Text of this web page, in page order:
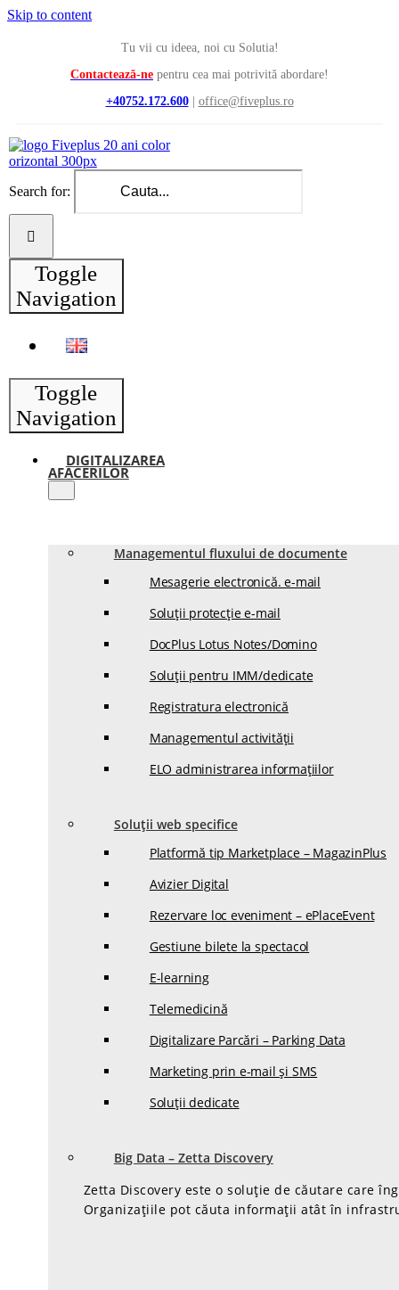
Skip to content
Tu vii cu ideea, noi cu Solutia!
Contactează-ne pentru cea mai potrivită abordare!
+40752.172.600| office@fiveplus.ro
Search for:
Toggle
Navigation
Toggle
Navigation
DIGITALIZAREA
AFACERILOR
Managementul fluxului de documente
Mesagerie electronică. e-mail
Soluții protecție e-mail
DocPlus Lotus Notes/Domino
Soluții pentru IMM/dedicate
Registratura electronică
Managementul activității
ELO administrarea informațiilor
Soluții web specifice
Platformă tip Marketplace – MagazinPlus
Avizier Digital
Rezervare loc eveniment – ePlaceEvent
Gestiune bilete la spectacol
E-learning
Telemedicină
Digitalizare Parcări – Parking Data
Marketing prin e-mail și SMS
Soluții dedicate
Big Data – Zetta Discovery
Zetta Discovery este o soluție de căutare care
Organizațiile pot căuta informații atât în